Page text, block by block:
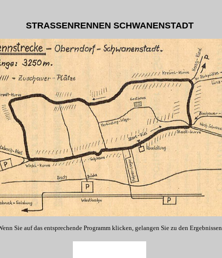
STRASSENRENNEN SCHWANENSTADT
Sie auf das entsprechende Programm klicken, gelangen Sie zu den Ergebnissen